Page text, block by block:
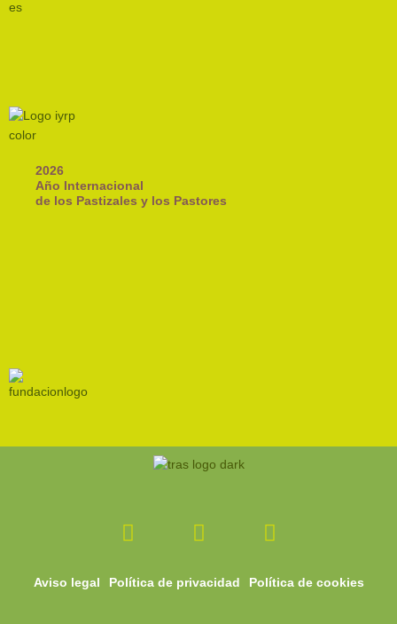
2026
Año Internacional
de los Pastizales y los Pastores
Facebook-
f
InstagramYoutube
Aviso legal Política de privacidad Política de cookies